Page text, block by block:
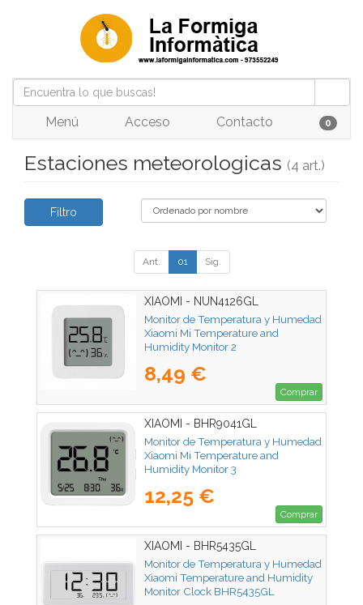
Menú Acceso Contacto 0
Estaciones meteorologicas (4 art.)
Filtro
Ant. 01 Sig.
XIAOMI - NUN4126GL
Monitor de Temperatura y Humedad
Xiaomi Mi Temperature and
Humidity Monitor 2
8,49 €
Comprar
XIAOMI - BHR9041GL
Monitor de Temperatura y Humedad
Xiaomi Mi Temperature and
Humidity Monitor 3
12,25 €
Comprar
XIAOMI - BHR5435GL
Monitor de Temperatura y Humedad
Xiaomi Temperature and Humidity
Monitor Clock BHR5435GL